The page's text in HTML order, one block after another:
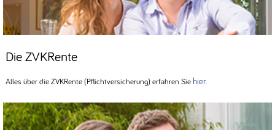
Die ZVKRente
Alles über die ZVKRente (Pflichtversicherung) erfahren Sie hier.